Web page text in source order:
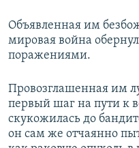
Объявленная им
мировая война
поражениями.
Провозглашенная им
первый шаг на пути к
скукожилась до
он сам же отчаянно